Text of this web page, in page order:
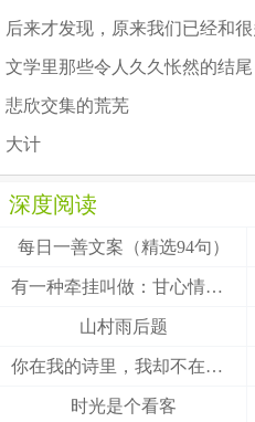
文学里那些令人久久怅然的结尾
悲欣交集的荒芜
大计
深度阅读
每日一善文案（精选94句）
有一种牵挂叫做：甘心情愿！
山村雨后题
你在我的诗里，我却不在你的梦里
时光是个看客